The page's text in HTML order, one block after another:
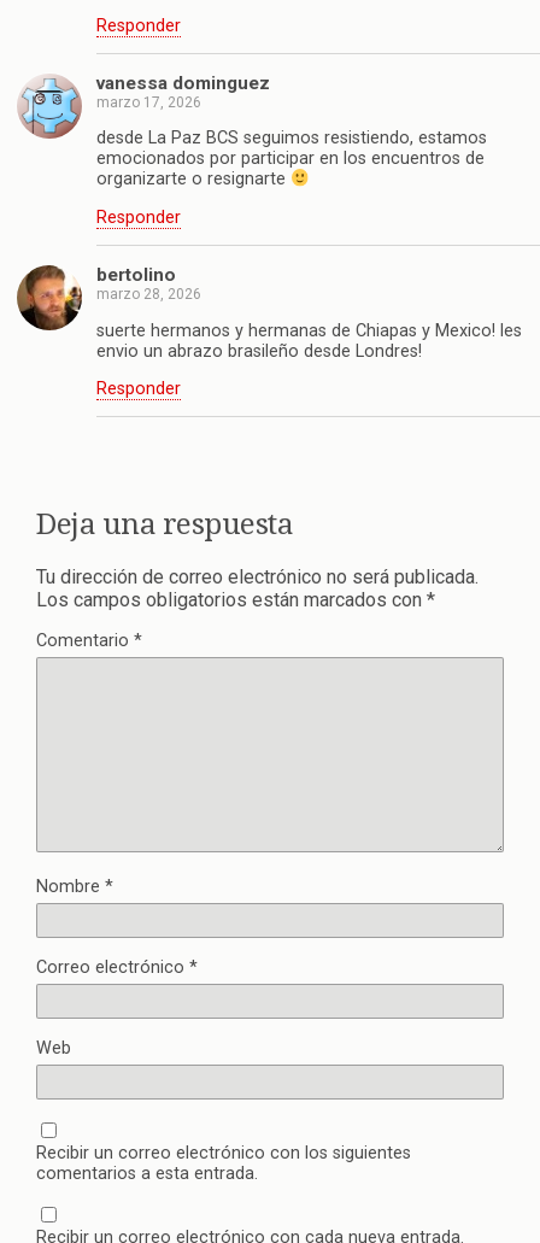
Responder
vanessa dominguez
marzo 17, 2026
desde La Paz BCS seguimos resistiendo, estamos
emocionados por participar en los encuentros de
organizarte o resignarte
Responder
bertolino
marzo 28, 2026
suerte hermanos y hermanas de Chiapas y Mexico! les
envio un abrazo brasileño desde Londres!
Responder
Deja una respuesta
Tu dirección de correo electrónico no será publicada.
Los campos obligatorios están marcados con *
Comentario *
Nombre *
Correo electrónico *
Web
Recibir un correo electrónico con los siguientes
comentarios a esta entrada.
Recibir un correo electrónico con cada nueva entrada.